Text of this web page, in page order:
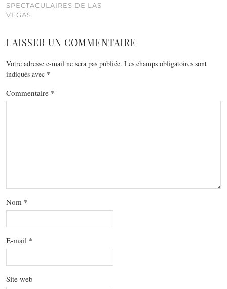
SPECTACULAIRES DE LAS
VEGAS
LAISSER UN COMMENTAIRE
Votre adresse e-mail ne sera pas publiée. Les champs obligatoires sont
indiqués avec *
Commentaire *
Nom *
E-mail *
Site web